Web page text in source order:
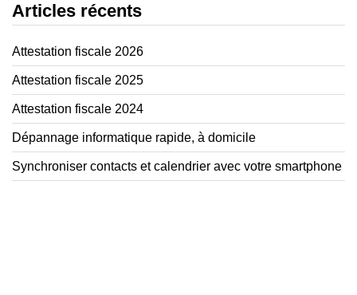
Articles récents
Attestation fiscale 2026
Attestation fiscale 2025
Attestation fiscale 2024
Dépannage informatique rapide, à domicile
Synchroniser contacts et calendrier avec votre smartphone